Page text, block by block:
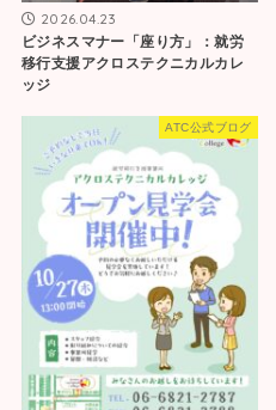
2026.04.23
ビジネスマナー「座り方」：就労
移行支援アクロステクニカルカレ
ッジ
ATC公式ブログ